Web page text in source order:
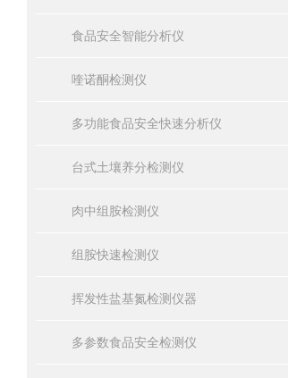
食品安全智能分析仪
喹诺酮检测仪
多功能食品安全快速分析仪
台式土壤养分检测仪
肉中组胺检测仪
组胺快速检测仪
挥发性盐基氮检测仪器
多参数食品安全检测仪